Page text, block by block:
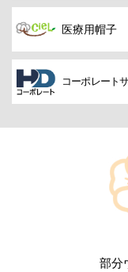
医療用帽子
コーポレート
部分